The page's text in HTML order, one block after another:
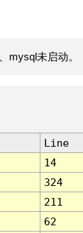
mysql未启动。
Line
14
324
211
62